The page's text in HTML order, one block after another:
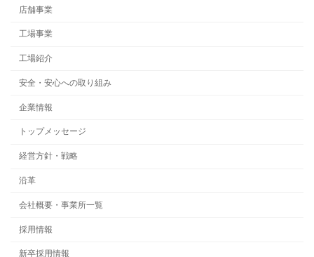
店舗事業
工場事業
工場紹介
安全・安心への取り組み
企業情報
トップメッセージ
経営方針・戦略
沿革
会社概要・事業所一覧
採用情報
新卒採用情報